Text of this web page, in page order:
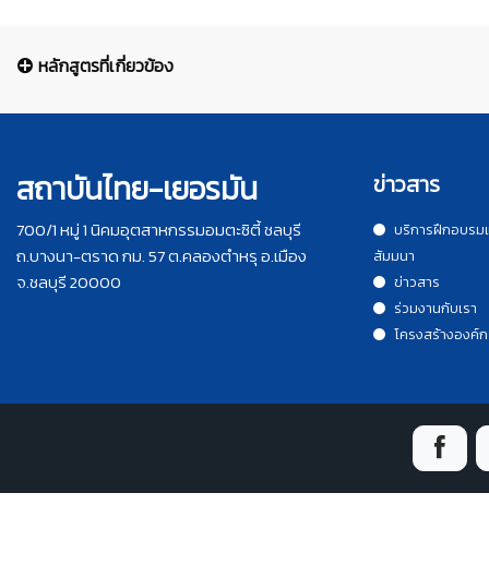
หลักสูตรที่เกี่ยวข้อง
สถาบันไทย-เยอรมัน
700/1 หมู่ 1 นิคมอุตสาหกรรมอมตะซิตี้ ชลบุรี
ถ.บางนา-ตราด กม. 57 ต.คลองตำหรุ อ.เมือง
จ.ชลบุรี 20000
ข่าวสาร
บริการฝึกอบรม
สัมมนา
ข่าวสาร
ร่วมงานกับเรา
โครงสร้างองค์